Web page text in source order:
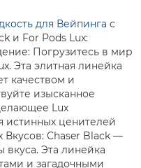
для Вейпинга с
и For Pods Lux:
Погрузитесь в мир
Эта элитная линейка
качеством и
изысканное
Lux
ценителей
Вкусов: Chaser Black —
Эта линейка
и загадочными